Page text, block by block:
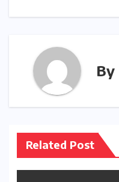
By
Related Post